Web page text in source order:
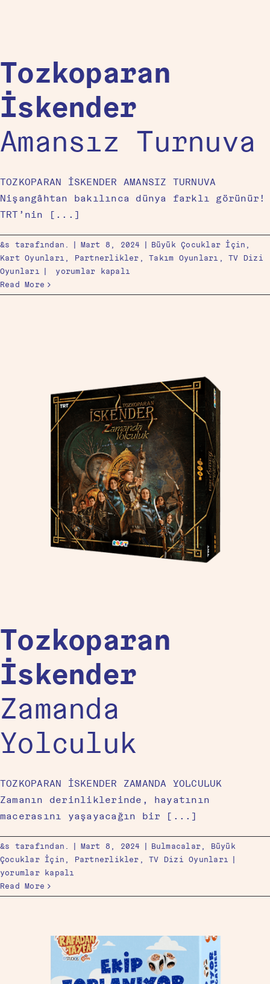
Tozkoparan
İskender
Amansız Turnuva
TOZKOPARAN İSKENDER AMANSIZ TURNUVA
Nişangâhtan bakılınca dünya farklı görünür!
TRT’nin [...]
&s tarafından. | Mart 8, 2024 | Büyük Çocuklar İçin ,
Kart Oyunları , Partnerlikler ,Takım Oyunları ,TV Dizi
Oyunları |
yorumlar kapalı
Read More
Tozkoparan
İskender
Zamanda
Yolculuk
TOZKOPARAN İSKENDER ZAMANDA YOLCULUK
Zamanın derinliklerinde, hayatının
macerasını yaşayacağın bir [...]
&s tarafından. | Mart 8, 2024 | Bulmacalar, Büyük
Çocuklar İçin , Partnerlikler ,TV Dizi Oyunları |
yorumlar kapalı
Read More